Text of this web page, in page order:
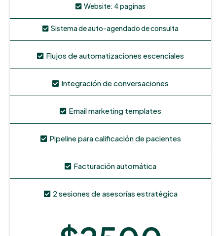
Website: 4 paginas
Sistema de auto-agendado de consulta
Flujos de automatizaciones escenciales
Integración de conversaciones
Email marketing templates
Pipeline para calificación de pacientes
Facturación automática
2 sesiones de asesorías estratégica